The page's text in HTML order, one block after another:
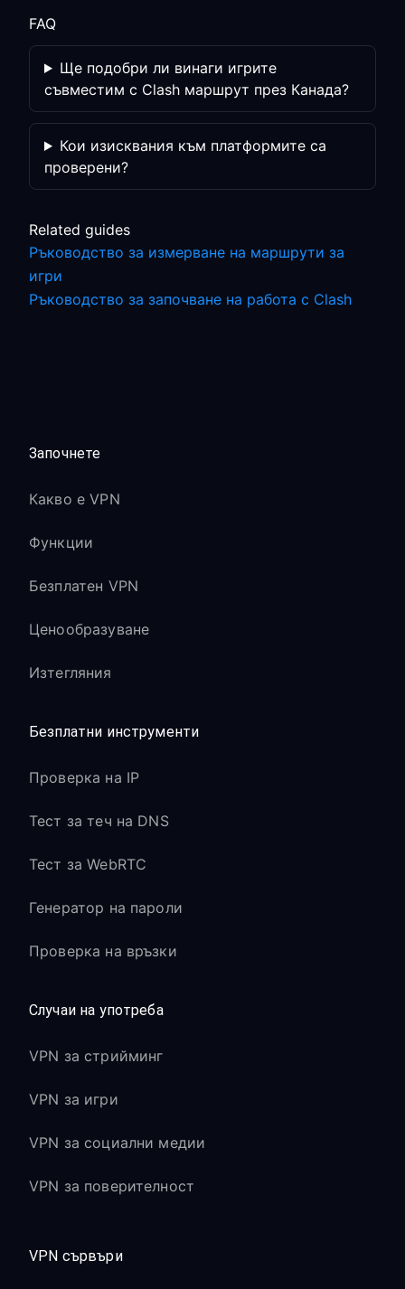
FAQ
Ще подобри ли винаги игрите
съвместим с Clash маршрут през Канада?
Кои изисквания към платформите са
проверени?
Related guides
Ръководство за измерване на маршрути за
игри
Ръководство за започване на работа с Clash
Започнете
Какво е VPN
Функции
Безплатен VPN
Ценообразуване
Изтегляния
Безплатни инструменти
Проверка на IP
Тест за теч на DNS
Тест за WebRTC
Генератор на пароли
Проверка на връзки
Случаи на употреба
VPN за стрийминг
VPN за игри
VPN за социални медии
VPN за поверителност
VPN сървъри